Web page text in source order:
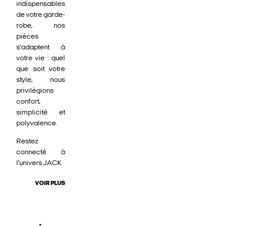
indispensables
de votre garde-
robe, nos
pièces
s'adaptent à
votre vie : quel
que soit votre
style, nous
privilégions
confort,
simplicité et
polyvalence.
Restez
connecté à
l'univers JACK
VOIR PLUS